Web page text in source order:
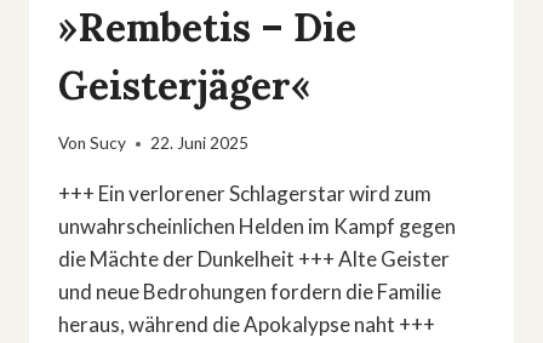
»Rembetis – Die
Geisterjäger«
Von Sucy 22. Juni 2025
+++ Ein verlorener Schlagerstar wird zum
unwahrscheinlichen Helden im Kampf gegen
die Mächte der Dunkelheit +++ Alte Geister
und neue Bedrohungen fordern die Familie
heraus, während die Apokalypse naht +++